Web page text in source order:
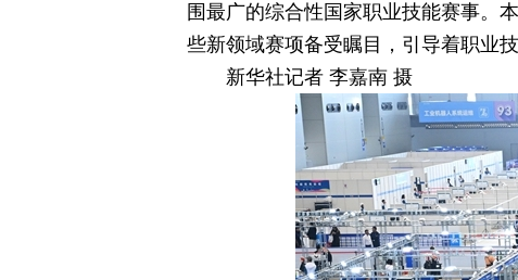
围最广的综合性国家职业技能赛事。
些新领域赛项备受瞩目，引导着职业
新华社记者 李嘉南 摄